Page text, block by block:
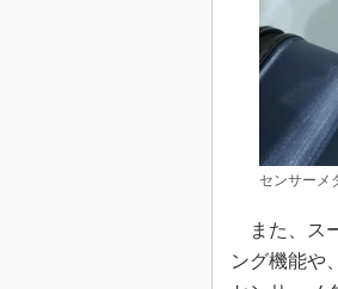
センサーメ
また、ス
ング機能や